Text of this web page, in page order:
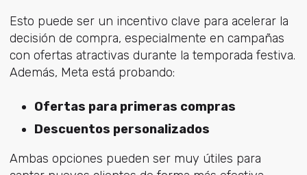
Esto puede ser un incentivo clave para acelerar la
decisión de compra, especialmente en campañas
con ofertas atractivas durante la temporada festiva.
Además, Meta está probando:
Ofertas para primeras compras
Descuentos personalizados
Ambas opciones pueden ser muy útiles para